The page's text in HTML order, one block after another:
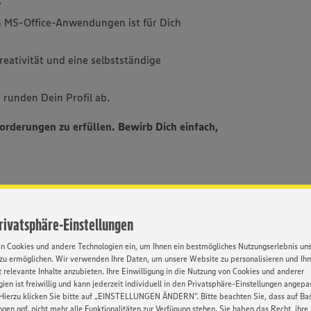
Einstellungen
Cookies und andere Technologien ein, um Ihnen ein bestmögliches Nutzungserlebnis
ermöglichen. Wir verwenden Ihre Daten, um unsere Website zu personalisieren und
relevante Inhalte anzubieten. Ihre Einwilligung in die Nutzung von Cookies und anderer
ist freiwillig und kann jederzeit individuell in den Privatsphäre-Einstellungen
klicken Sie bitte auf „EINSTELLUNGEN ÄNDERN”. Bitte beachten Sie, dass auf
ggf. nicht mehr alle Funktionalitäten zur Verfügung stehen. Sie haben das Recht, ihre
Office-Anwendungen ist für Dich
und eine selbstständige
Dein Profil ab.
zu erfüllen. Bewirb Dich einfach,
Deine Ideen schätzt und Dich durch
Entwicklung unterstützt
eigenverantwortlich Aufgaben zu
Kolleg:innen zu lernen
Veranstaltungen wie Stammtische